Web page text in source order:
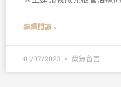
繼續閱讀 »
01/07/2023 尚無留言